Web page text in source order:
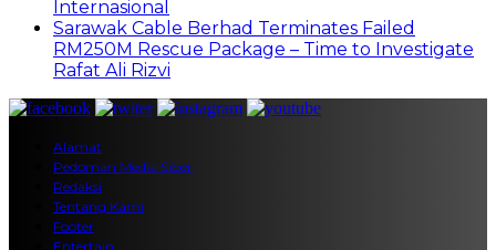
Internasional
Sarawak Cable Berhad Terminates Failed
RM250M Rescue Package – Time to Investigate
Rafat Ali Rizvi
Alamat
Pedoman Media Siber
Redaksi
Tentang Kami
Footer
Entertain